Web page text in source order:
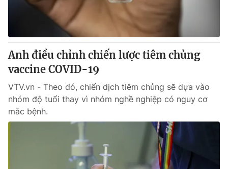
Anh điều chỉnh chiến lược tiêm chủng
vaccine COVID-19
VTV.vn - Theo đó, chiến dịch tiêm chủng sẽ dựa vào
nhóm độ tuổi thay vì nhóm nghề nghiệp có nguy cơ
mắc bệnh.